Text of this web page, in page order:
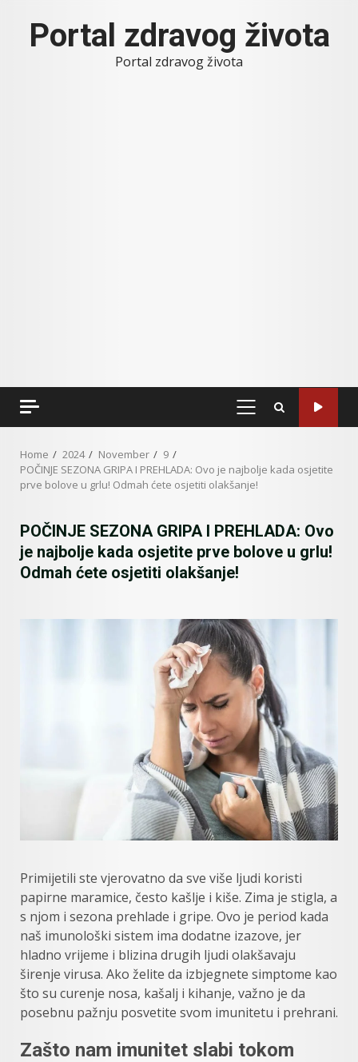
contentPortal zdravog života
Portal zdravog života
PRIMARY
Home 2024 November
9
POČINJE SEZONA GRIPA I PREHLADA: Ovo je najbolje kada osjetite
prve bolove u grlu! Odmah ćete osjetiti olakšanje!
POČINJE SEZONA GRIPA I PREHLADA: Ovo
je najbolje kada osjetite prve bolove u grlu!
Odmah ćete osjetiti olakšanje!
Primijetili ste vjerovatno da sve više ljudi koristi
papirne maramice, često kašlje i kiše. Zima je stigla, a
s njom i sezona prehlade i gripe. Ovo je period kada
naš imunološki sistem ima dodatne izazove, jer
hladno vrijeme i blizina drugih ljudi olakšavaju
širenje virusa. Ako želite da izbjegnete simptome kao
što su curenje nosa, kašalj i kihanje, važno je da
posebnu pažnju posvetite svom imunitetu i prehrani.
Zašto nam imunitet slabi tokom